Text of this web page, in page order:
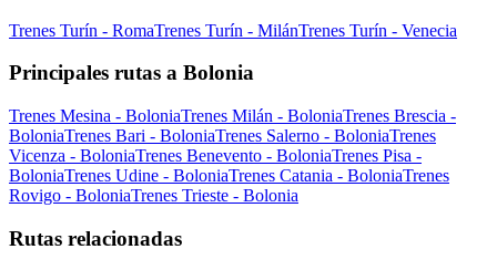
Trenes Turín - RomaTrenes Turín - MilánTrenes Turín - Venecia
Principales rutas a Bolonia
Trenes Mesina - BoloniaTrenes Milán - BoloniaTrenes Brescia -
BoloniaTrenes Bari - BoloniaTrenes Salerno - BoloniaTrenes
Vicenza - BoloniaTrenes Benevento - BoloniaTrenes Pisa -
BoloniaTrenes Udine - BoloniaTrenes Catania - BoloniaTrenes
Rovigo - BoloniaTrenes Trieste - Bolonia
Rutas relacionadas